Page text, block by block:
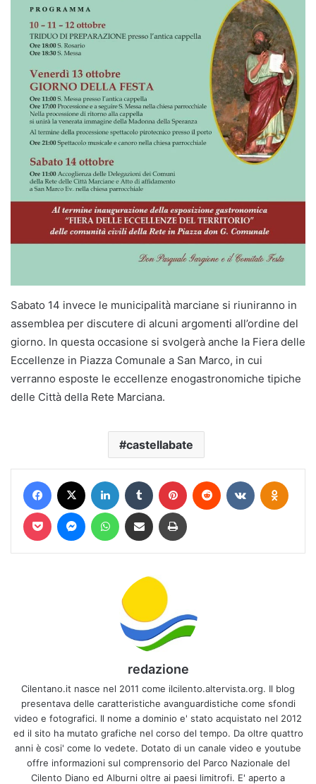
Sabato 14 invece le municipalità marciane si riuniranno in
assemblea per discutere di alcuni argomenti all’ordine del
giorno. In questa occasione si svolgerà anche la Fiera delle
Eccellenze in Piazza Comunale a San Marco, in cui
verranno esposte le eccellenze enogastronomiche tipiche
delle Città della Rete Marciana.
castellabate
Facebook LinkedIn Tumblr Pinterest Reddit VKontakte
Pocket MessengerWhatsAppCondividi via mail Stampa
redazione
Cilentano.it nasce nel 2011 come ilcilento.altervista.org. Il blog
presentava delle caratteristiche avanguardistiche come sfondi
video e fotografici. Il nome a dominio e' stato acquistato nel 2012
ed il sito ha mutato grafiche nel corso del tempo. Da oltre quattro
anni è cosi' come lo vedete. Dotato di un canale video e youtube
offre informazioni sul comprensorio del Parco Nazionale del
Cilento Diano ed Alburni oltre ai paesi limitrofi. E' aperto a